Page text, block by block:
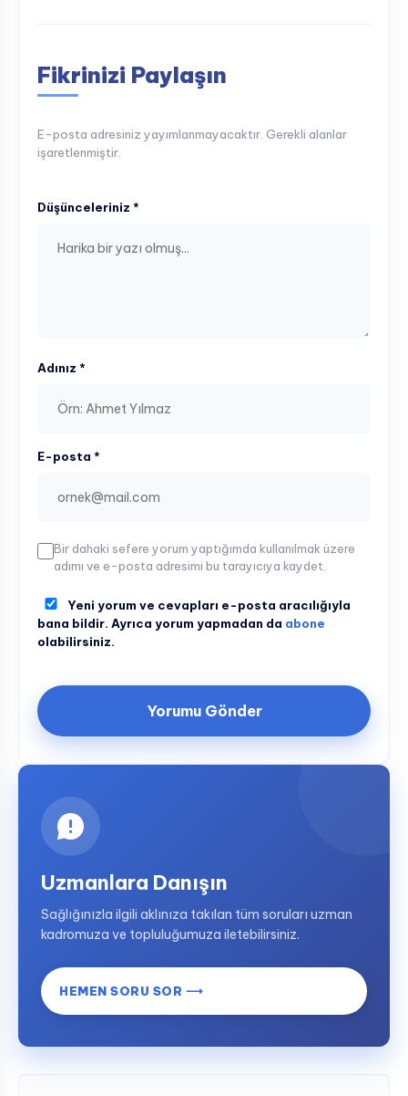
Fikrinizi Paylaşın
E-posta adresiniz yayımlanmayacaktır. Gerekli alanlar
işaretlenmiştir.
Düşünceleriniz *
Adınız *
E-posta *
Bir dahaki sefere yorum yaptığımda kullanılmak üzere
adımı ve e-posta adresimi bu tarayıcıya kaydet.
Yeni yorum ve cevapları e-posta aracılığıyla
bana bildir. Ayrıca yorum yapmadan da abone
olabilirsiniz.
Uzmanlara Danışın
Sağlığınızla ilgili aklınıza takılan tüm soruları uzman
kadromuza ve topluluğumuza iletebilirsiniz.
HEMEN SORU SOR ⟶